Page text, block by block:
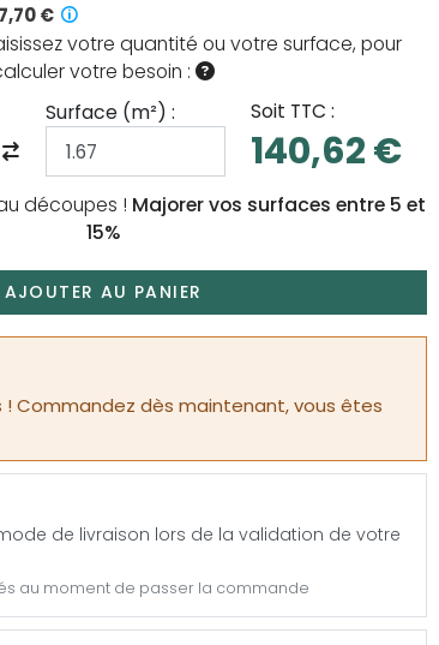
€
votre quantité ou votre surface, pour
votre besoin :
Surface (m²) : Soit TTC :
140,62 €
découpes ! Majorer vos surfaces entre 5 et
15%
AJOUTER AU PANIER
! Commandez dès maintenant, vous êtes
de livraison lors de la validation de votre
au moment de passer la commande